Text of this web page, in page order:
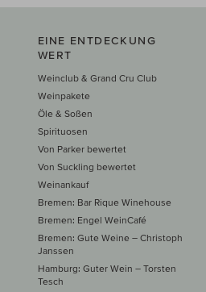
EINE ENTDECKUNG
WERT
Weinclub & Grand Cru Club
Weinpakete
Öle & Soßen
Spirituosen
Von Parker bewertet
Von Suckling bewertet
Weinankauf
Bremen: Bar Rique Winehouse
Bremen: Engel WeinCafé
Bremen: Gute Weine – Christoph
Janssen
Hamburg: Guter Wein – Torsten
Tesch